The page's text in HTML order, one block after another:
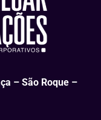
– São Roque –